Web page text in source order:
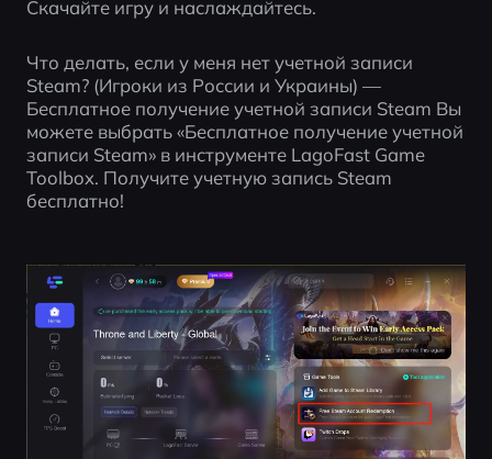
Скачайте игру и наслаждайтесь.
Что делать, если у меня нет учетной записи
Steam? (Игроки из России и Украины) —
Бесплатное получение учетной записи Steam Вы
можете выбрать «Бесплатное получение учетной
записи Steam» в инструменте LagoFast Game
Toolbox. Получите учетную запись Steam
бесплатно!